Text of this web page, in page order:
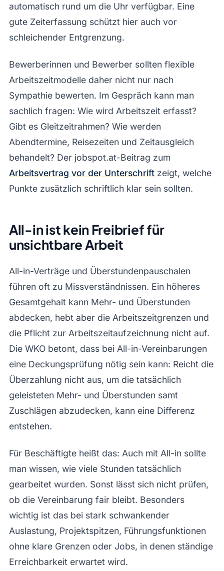
automatisch rund um die Uhr verfügbar. Eine
gute Zeiterfassung schützt hier auch vor
schleichender Entgrenzung.
Bewerberinnen und Bewerber sollten flexible
Arbeitszeitmodelle daher nicht nur nach
Sympathie bewerten. Im Gespräch kann man
sachlich fragen: Wie wird Arbeitszeit erfasst?
Gibt es Gleitzeitrahmen? Wie werden
Abendtermine, Reisezeiten und Zeitausgleich
behandelt? Der jobspot.at-Beitrag zum
Arbeitsvertrag vor der Unterschriftzeigt, welche
Punkte zusätzlich schriftlich klar sein sollten.
All-in ist kein Freibrief für
unsichtbare Arbeit
All-in-Verträge und Überstundenpauschalen
führen oft zu Missverständnissen. Ein höheres
Gesamtgehalt kann Mehr- und Überstunden
abdecken, hebt aber die Arbeitszeitgrenzen und
die Pflicht zur Arbeitszeitaufzeichnung nicht auf.
Die WKO betont, dass bei All-in-Vereinbarungen
eine Deckungsprüfung nötig sein kann: Reicht die
Überzahlung nicht aus, um die tatsächlich
geleisteten Mehr- und Überstunden samt
Zuschlägen abzudecken, kann eine Differenz
entstehen.
Für Beschäftigte heißt das: Auch mit All-in sollte
man wissen, wie viele Stunden tatsächlich
gearbeitet wurden. Sonst lässt sich nicht prüfen,
ob die Vereinbarung fair bleibt. Besonders
wichtig ist das bei stark schwankender
Auslastung, Projektspitzen, Führungsfunktionen
ohne klare Grenzen oder Jobs, in denen ständige
Erreichbarkeit erwartet wird.